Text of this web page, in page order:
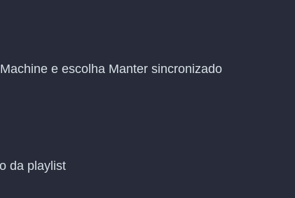
e escolha Manter sincronizado
da playlist